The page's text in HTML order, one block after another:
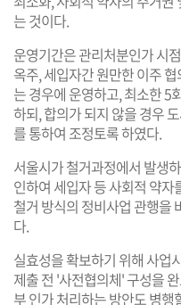
는 것이다.
운영기간은 관리처분인가 시
옥주, 세입자간 원만한 이주
는 경우에 운영하고, 최소한 5
하되, 합의가 되지 않을 경우
를 통하여 조정토록 하였다.
서울시가 철거과정에서 발생
인하여 세입자 등 사회적 약
철거 방식의 정비사업 관행을
다.
실효성을 확보하기 위해 사업
제출 전 '사전협의체' 구성을
부 인가 처리하는 방안도 병행